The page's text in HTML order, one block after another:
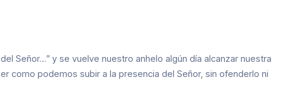
Señor…” y se vuelve nuestro anhelo algún día alcanzar nuestra
como podemos subir a la presencia del Señor, sin ofenderlo ni